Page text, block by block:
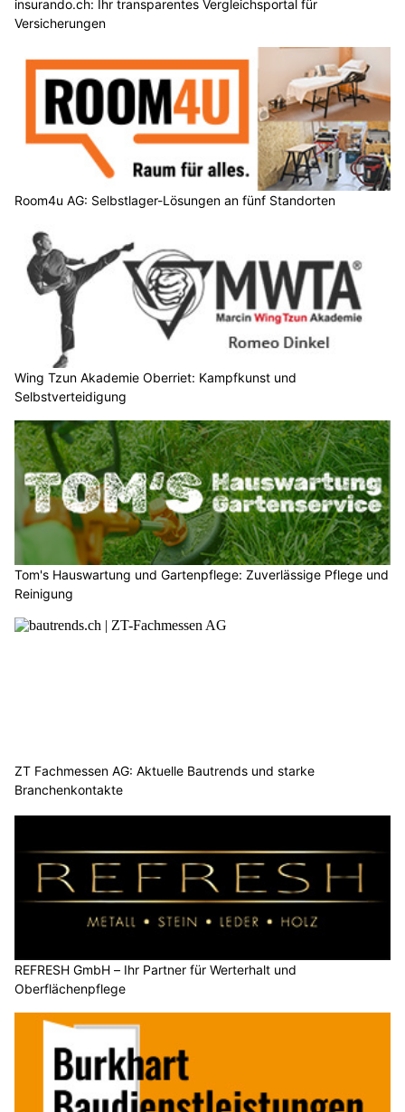
insurando.ch: Ihr transparentes Vergleichsportal für
Versicherungen
Room4u AG: Selbstlager-Lösungen an fünf Standorten
Wing Tzun Akademie Oberriet: Kampfkunst und
Selbstverteidigung
Tom's Hauswartung und Gartenpflege: Zuverlässige Pflege und
Reinigung
ZT Fachmessen AG: Aktuelle Bautrends und starke
Branchenkontakte
REFRESH GmbH – Ihr Partner für Werterhalt und
Oberflächenpflege